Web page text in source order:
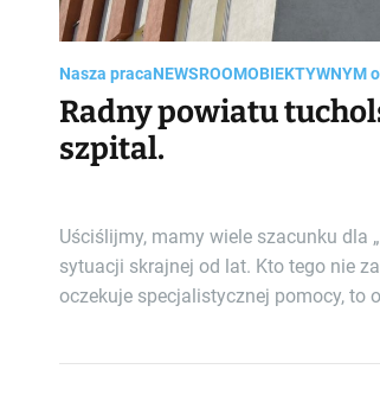
Nasza pracaNEWSROOMOBIEKTYWNYM
Radny powiatu
szpital.
Uściślijmy, mamy wiele szacunku dla
sytuacji skrajnej od lat. Kto tego nie
oczekuje specjalistycznej pomocy, to